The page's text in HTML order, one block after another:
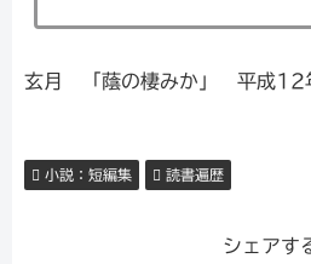
玄月 「蔭の棲みか」 平成12
小説：短編集 読書遍歴
シェアす